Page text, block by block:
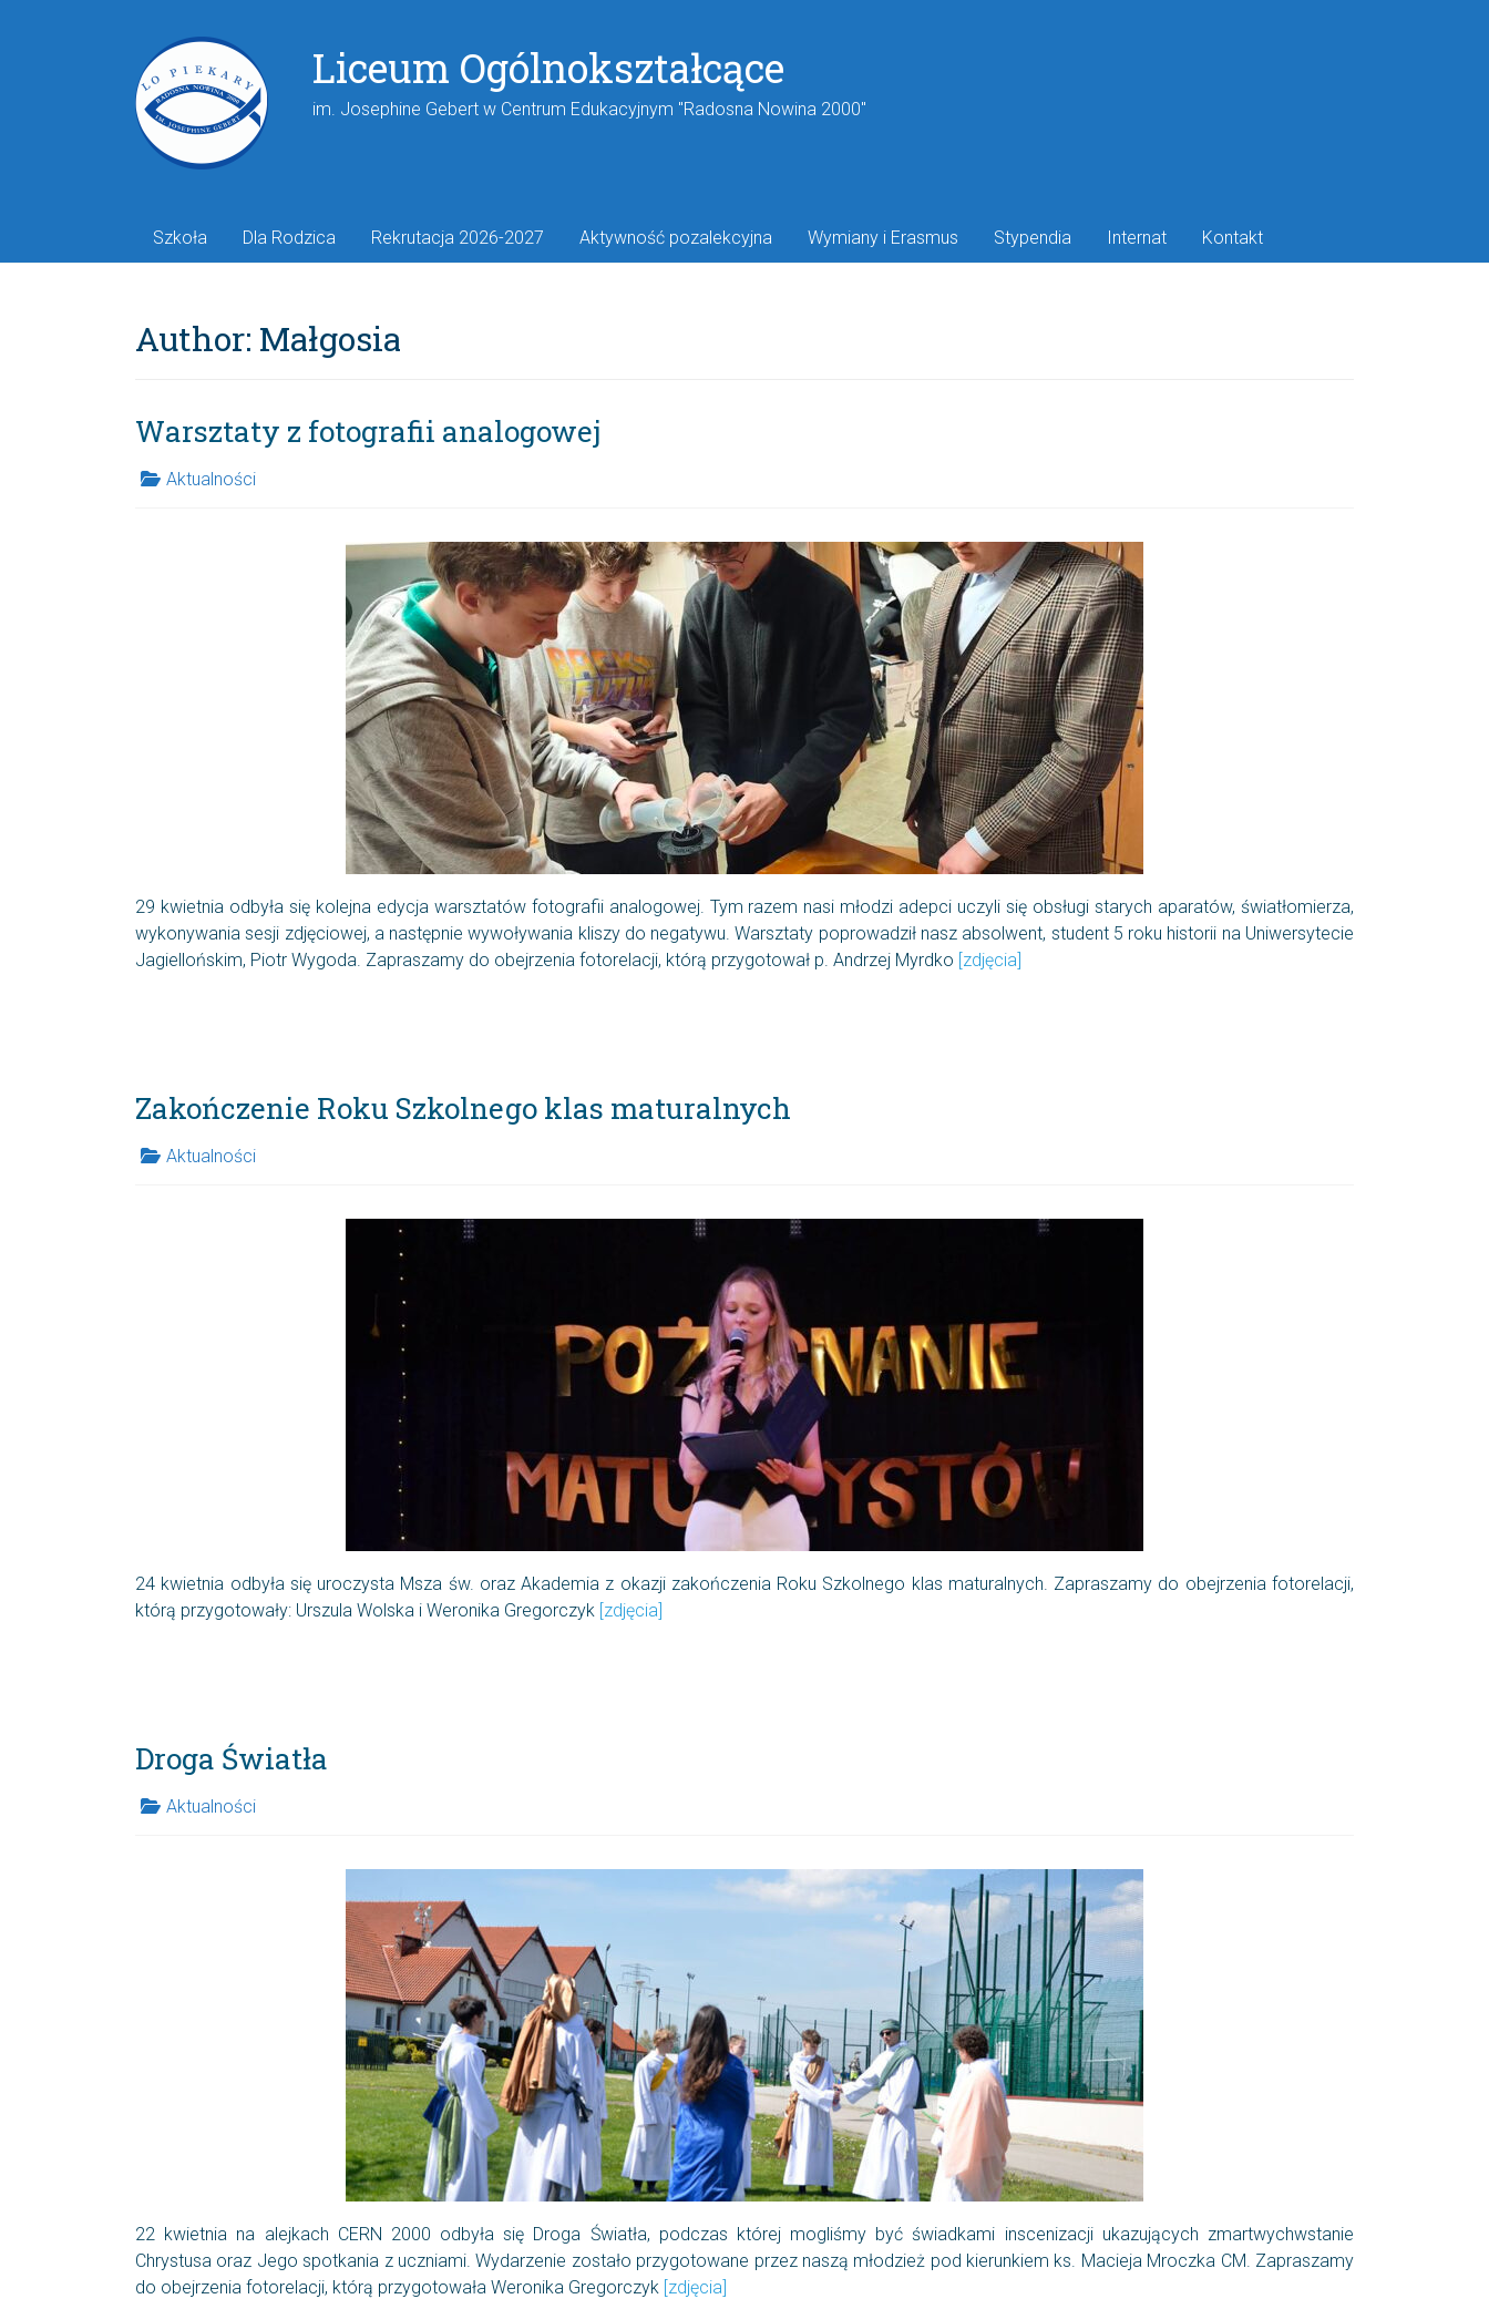
Liceum Ogólnokształcące
im. Josephine Gebert w Centrum Edukacyjnym "Radosna Nowina 2000"
Szkoła Dla Rodzica Rekrutacja 2026-2027 Aktywność pozalekcyjna Wymiany i Erasmus Stypendia Internat Kontakt
Author: Małgosia
Warsztaty z fotografii analogowej
Aktualności
29 kwietnia odbyła się kolejna edycja warsztatów fotografii analogowej. Tym razem nasi młodzi adepci uczyli się obsługi starych aparatów, światłomierza,
wykonywania sesji zdjęciowej, a następnie wywoływania kliszy do negatywu. Warsztaty poprowadził nasz absolwent, student 5 roku historii na Uniwersytecie
Jagiellońskim, Piotr Wygoda. Zapraszamy do obejrzenia fotorelacji, którą przygotował p. Andrzej Myrdko [zdjęcia]
Zakończenie Roku Szkolnego klas maturalnych
Aktualności
24 kwietnia odbyła się uroczysta Msza św. oraz Akademia z okazji zakończenia Roku Szkolnego klas maturalnych. Zapraszamy do obejrzenia fotorelacji,
którą przygotowały: Urszula Wolska i Weronika Gregorczyk [zdjęcia]
Droga Światła
Aktualności
22 kwietnia na alejkach CERN 2000 odbyła się Droga Światła, podczas której mogliśmy być świadkami inscenizacji ukazujących zmartwychwstanie
Chrystusa oraz Jego spotkania z uczniami. Wydarzenie zostało przygotowane przez naszą młodzież pod kierunkiem ks. Macieja Mroczka CM. Zapraszamy
do obejrzenia fotorelacji, którą przygotowała Weronika Gregorczyk [zdjęcia]